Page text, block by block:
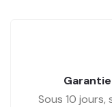
Sous 10